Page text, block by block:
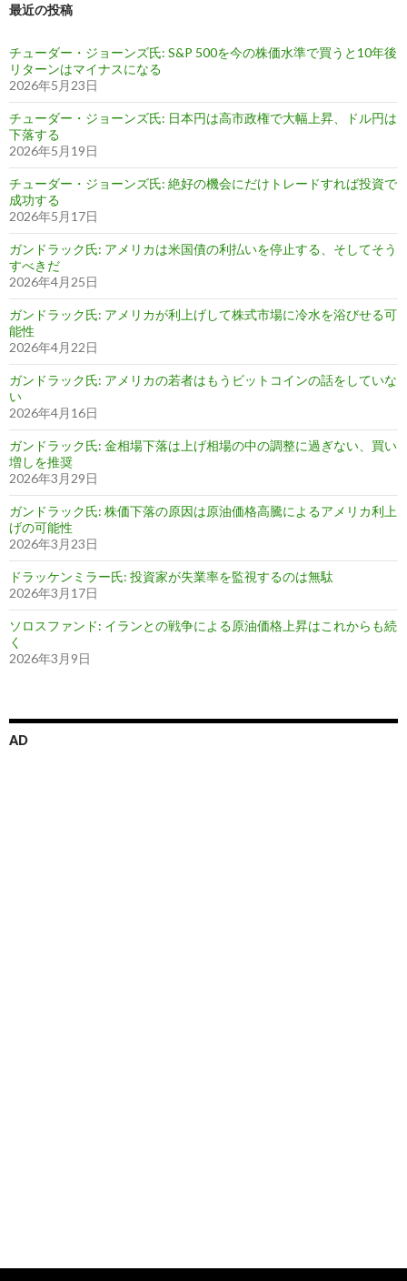
最近の投稿
チューダー・ジョーンズ氏: S&P 500を今の株価水準で買うと10年後
リターンはマイナスになる
2026年5月23日
チューダー・ジョーンズ氏: 日本円は高市政権で大幅上昇、ドル円は
下落する
2026年5月19日
チューダー・ジョーンズ氏: 絶好の機会にだけトレードすれば投資で
成功する
2026年5月17日
ガンドラック氏: アメリカは米国債の利払いを停止する、そしてそう
すべきだ
2026年4月25日
ガンドラック氏: アメリカが利上げして株式市場に冷水を浴びせる可
能性
2026年4月22日
ガンドラック氏: アメリカの若者はもうビットコインの話をしていな
い
2026年4月16日
ガンドラック氏: 金相場下落は上げ相場の中の調整に過ぎない、買い
増しを推奨
2026年3月29日
ガンドラック氏: 株価下落の原因は原油価格高騰によるアメリカ利上
げの可能性
2026年3月23日
ドラッケンミラー氏: 投資家が失業率を監視するのは無駄
2026年3月17日
ソロスファンド: イランとの戦争による原油価格上昇はこれからも続
く
2026年3月9日
AD